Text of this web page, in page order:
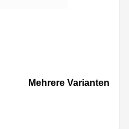
Mehrere Varianten